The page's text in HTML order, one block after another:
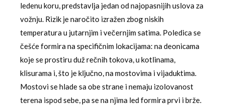
ledenu koru, predstavlja jedan od najopasnijih uslova za
vožnju. Rizik je naročito izražen zbog niskih
temperatura u jutarnjim i večernjim satima. Poledica se
češće formira na specifičnim lokacijama: na deonicama
koje se prostiru duž rečnih tokova, u kotlinama,
klisurama i, što je ključno, na mostovima i vijaduktima.
Mostovi se hlade sa obe strane i nemaju izolovanost
terena ispod sebe, pa se na njima led formira prvi i brže.